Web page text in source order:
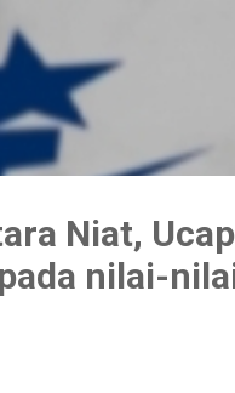
Niat,
nilai-